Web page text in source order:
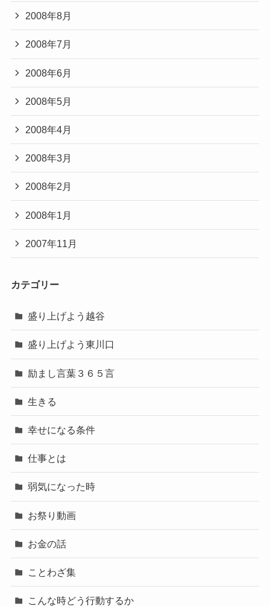
2008年8月
2008年7月
2008年6月
2008年5月
2008年4月
2008年3月
2008年2月
2008年1月
2007年11月
カテゴリー
盛り上げよう越谷
盛り上げよう東川口
励まし言葉３６５言
生きる
幸せになる条件
仕事とは
弱気になった時
お祭り動画
お金の話
ことわざ集
こんな時どう行動するか